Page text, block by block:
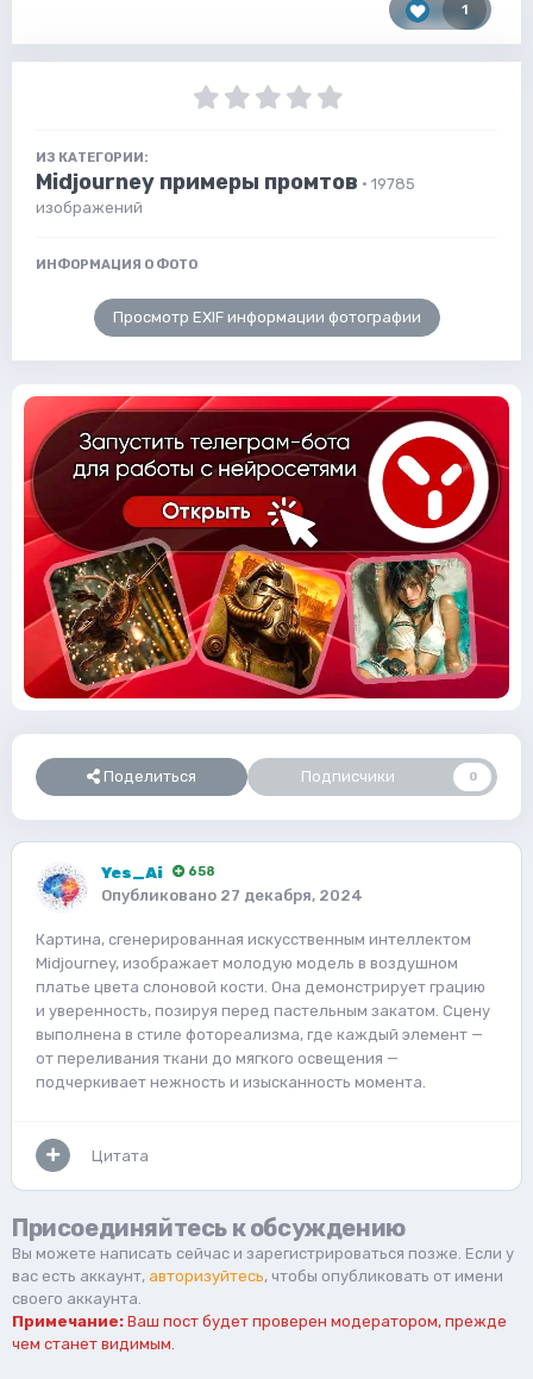
1
ИЗ КАТЕГОРИИ:
Midjourney примеры промтов · 19785
изображений
ИНФОРМАЦИЯ О ФОТО
Просмотр EXIF информации фотографии
Поделиться Подписчики 0
Yes_Ai 658
Опубликовано 27 декабря, 2024
Картина, сгенерированная искусственным интеллектом
Midjourney, изображает молодую модель в воздушном
платье цвета слоновой кости. Она демонстрирует грацию
и уверенность, позируя перед пастельным закатом. Сцену
выполнена в стиле фотореализма, где каждый элемент —
от переливания ткани до мягкого освещения —
подчеркивает нежность и изысканность момента.
Цитата
Присоединяйтесь к обсуждению
Вы можете написать сейчас и зарегистрироваться позже. Если у
вас есть аккаунт, авторизуйтесь, чтобы опубликовать от имени
своего аккаунта.
Примечание: Ваш пост будет проверен модератором, прежде
чем станет видимым.